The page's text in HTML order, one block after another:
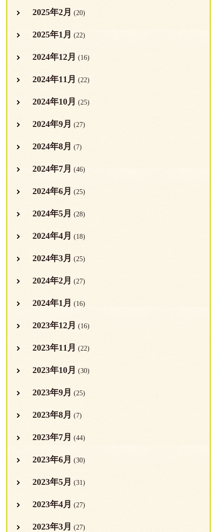
2025年2月 (20)
2025年1月 (22)
2024年12月 (16)
2024年11月 (22)
2024年10月 (25)
2024年9月 (27)
2024年8月 (7)
2024年7月 (46)
2024年6月 (25)
2024年5月 (28)
2024年4月 (18)
2024年3月 (25)
2024年2月 (27)
2024年1月 (16)
2023年12月 (16)
2023年11月 (22)
2023年10月 (30)
2023年9月 (25)
2023年8月 (7)
2023年7月 (44)
2023年6月 (30)
2023年5月 (31)
2023年4月 (27)
2023年3月 (27)